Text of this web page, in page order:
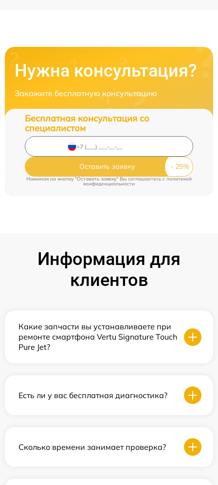
Нужна консультация?
Закажите бесплатную консультацию
Бесплатная консультация со
специалистом
Оставить заявку
Нажимая на кнопку "Оставить заявку" Вы соглашаетесь cполитикой
конфиденциальности
Информация для
клиентов
Какие запчасти вы устанавливаете при
ремонте смартфона Vertu Signature Touch
Pure Jet?
Есть ли у вас бесплатная диагностика?
Сколько времени занимает проверка?